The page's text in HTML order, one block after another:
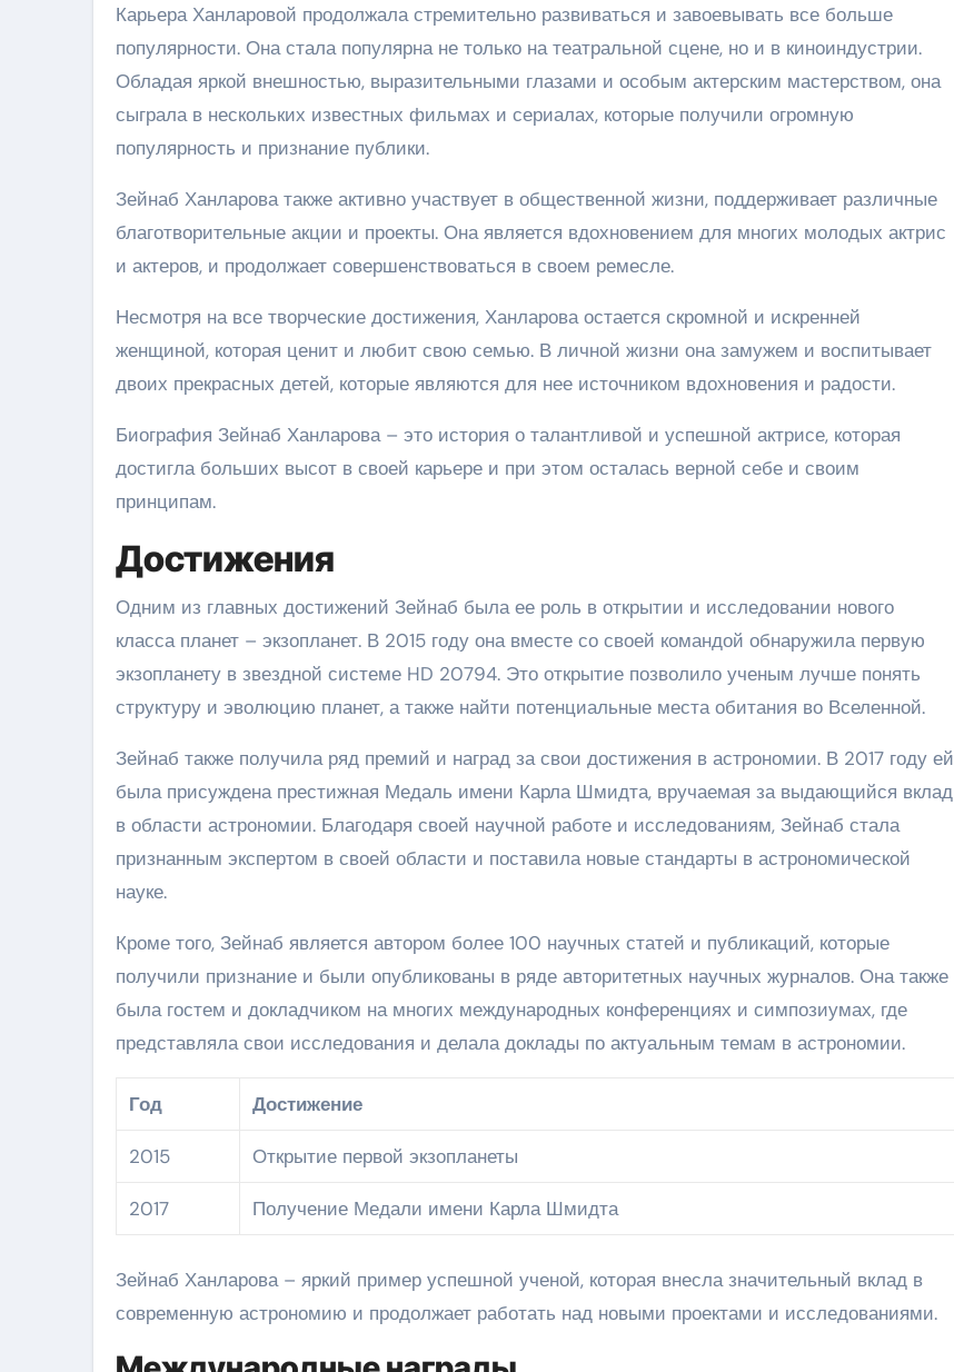
Карьера Ханларовой продолжала стремительно развиваться и завоевывать все больше
популярности. Она стала популярна не только на театральной сцене, но и в киноиндустрии.
Обладая яркой внешностью, выразительными глазами и особым актерским мастерством, она
сыграла в нескольких известных фильмах и сериалах, которые получили огромную
популярность и признание публики.
Зейнаб Ханларова также активно участвует в общественной жизни, поддерживает различные
благотворительные акции и проекты. Она является вдохновением для многих молодых актрис
и актеров, и продолжает совершенствоваться в своем ремесле.
Несмотря на все творческие достижения, Ханларова остается скромной и искренней
женщиной, которая ценит и любит свою семью. В личной жизни она замужем и воспитывает
двоих прекрасных детей, которые являются для нее источником вдохновения и радости.
Биография Зейнаб Ханларова – это история о талантливой и успешной актрисе, которая
достигла больших высот в своей карьере и при этом осталась верной себе и своим
принципам.
Достижения
Одним из главных достижений Зейнаб была ее роль в открытии и исследовании нового
класса планет – экзопланет. В 2015 году она вместе со своей командой обнаружила первую
экзопланету в звездной системе HD 20794. Это открытие позволило ученым лучше понять
структуру и эволюцию планет, а также найти потенциальные места обитания во Вселенной.
Зейнаб также получила ряд премий и наград за свои достижения в астрономии. В 2017 году ей
была присуждена престижная Медаль имени Карла Шмидта, вручаемая за выдающийся вклад
в области астрономии. Благодаря своей научной работе и исследованиям, Зейнаб стала
признанным экспертом в своей области и поставила новые стандарты в астрономической
науке.
Кроме того, Зейнаб является автором более 100 научных статей и публикаций, которые
получили признание и были опубликованы в ряде авторитетных научных журналов. Она также
была гостем и докладчиком на многих международных конференциях и симпозиумах, где
представляла свои исследования и делала доклады по актуальным темам в астрономии.
Год Достижение
2015 Открытие первой экзопланеты
2017 Получение Медали имени Карла Шмидта
Зейнаб Ханларова – яркий пример успешной ученой, которая внесла значительный вклад в
современную астрономию и продолжает работать над новыми проектами и исследованиями.